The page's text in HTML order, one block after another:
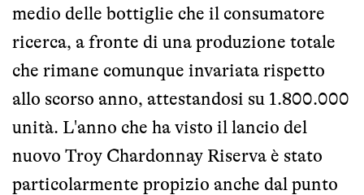
medio delle bottiglie che il consumatore
ricerca, a fronte di una produzione totale
che rimane comunque invariata rispetto
allo scorso anno, attestandosi su 1.800.000
unità. L'anno che ha visto il lancio del
nuovo Troy Chardonnay Riserva è stato
particolarmente propizio anche dal punto